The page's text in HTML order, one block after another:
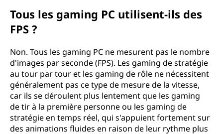
Tous les gaming PC utilisent-ils des
FPS ?
Non. Tous les gaming PC ne mesurent pas le nombre
d'images par seconde (FPS). Les gaming de stratégie
au tour par tour et les gaming de rôle ne nécessitent
généralement pas ce type de mesure de la vitesse,
car ils se déroulent plus lentement que les gaming
de tir à la première personne ou les gaming de
stratégie en temps réel, qui s'appuient fortement sur
des animations fluides en raison de leur rythme plus